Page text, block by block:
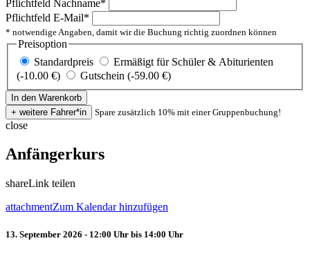
Pflichtfeld Nachname*
Pflichtfeld E-Mail*
* notwendige Angaben, damit wir die Buchung richtig zuordnen können
Preisoption
Standardpreis
Ermäßigt für Schüler & Abiturienten
(-10.00 €)
Gutschein (-59.00 €)
Spare zusätzlich 10% mit einer Gruppenbuchung!
close
Anfängerkurs
shareLink teilen
attachmentZum Kalendar hinzufügen
13. September 2026 - 12:00 Uhr bis 14:00 Uhr